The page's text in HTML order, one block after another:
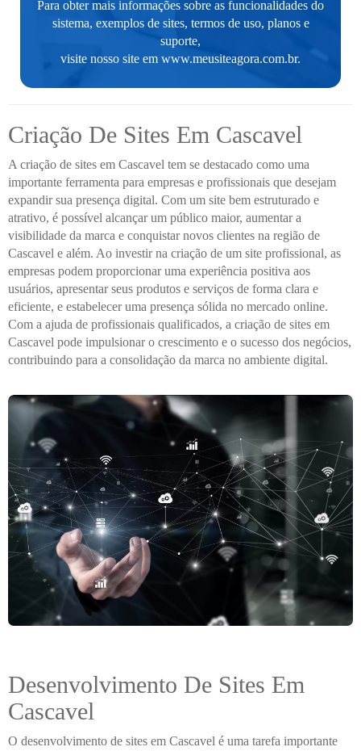
Para obter mais informações sobre as funcionalidades do
sistema, exemplos de sites, termos de uso, planos e
suporte,
visite nosso site em www.meusiteagora.com.br.
Criação De Sites Em Cascavel
A criação de sites em Cascavel tem se destacado como uma
importante ferramenta para empresas e profissionais que desejam
expandir sua presença digital. Com um site bem estruturado e
atrativo, é possível alcançar um público maior, aumentar a
visibilidade da marca e conquistar novos clientes na região de
Cascavel e além. Ao investir na criação de um site profissional, as
empresas podem proporcionar uma experiência positiva aos
usuários, apresentar seus produtos e serviços de forma clara e
eficiente, e estabelecer uma presença sólida no mercado online.
Com a ajuda de profissionais qualificados, a criação de sites em
Cascavel pode impulsionar o crescimento e o sucesso dos negócios,
contribuindo para a consolidação da marca no ambiente digital.
Desenvolvimento De Sites Em
Cascavel
O desenvolvimento de sites em Cascavel é uma tarefa importante